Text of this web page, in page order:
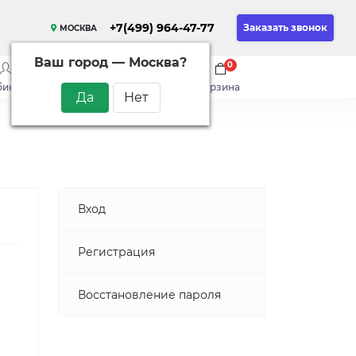
МОСКВА
Ваш город — Москва?
+7(499) 964-47-77 Заказать звонок
сравнить
0
закладки
0
корзина
0
Вход
Регистрация
Восстановление пароля